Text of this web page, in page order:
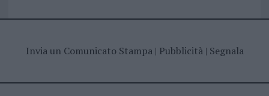
Invia un Comunicato Stampa| Pubblicità| Segnala